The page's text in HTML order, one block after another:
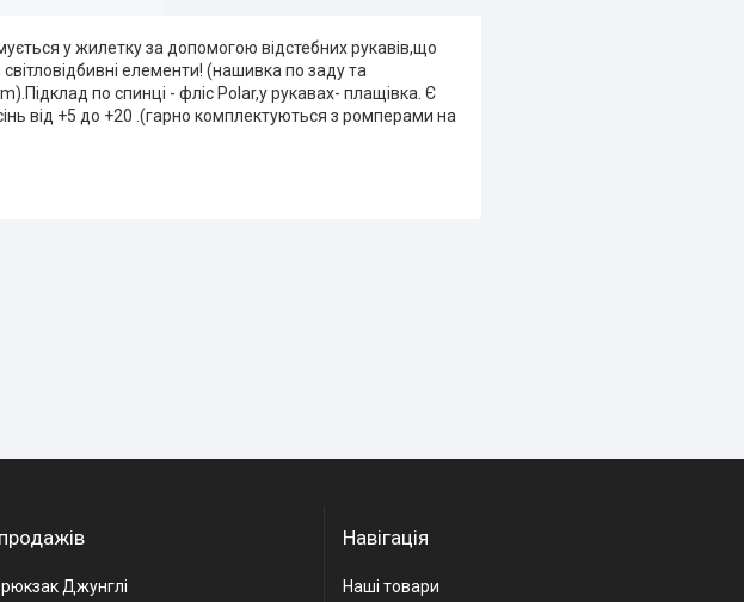
у жилетку за допомогою відстебних рукавів,що
елементи! (нашивка по заду та
по спинці - фліс Polar,у рукавах- плащівка. Є
від +5 до +20 .(гарно комплектуються з ромперами на
Джунглі
Навігація
Наші товари